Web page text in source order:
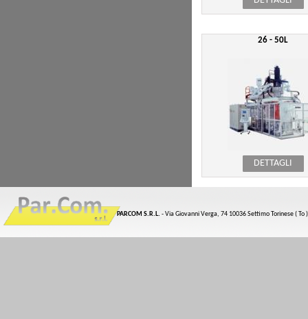
26 - 50L
DETTAGLI
PARCOM S.R.L. - Via Giovanni Verga, 74 10036 Settimo Torinese ( To